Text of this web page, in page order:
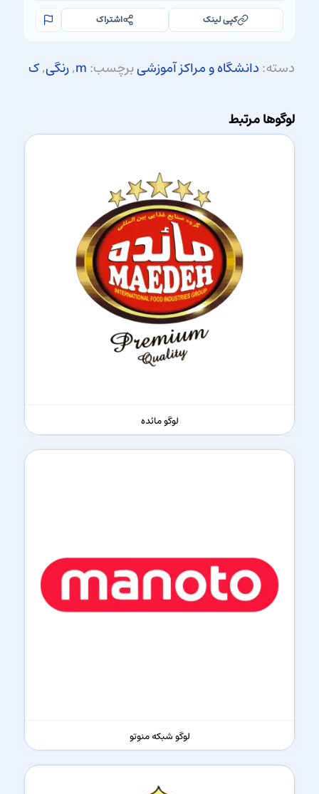
کپی لینک اشتراک
دسته:دانشگاه و مراکز آموزشیبرچسب:m
,رنگی,ک
لوگوها مرتبط
لوگو مائده
لوگو شبکه منوتو